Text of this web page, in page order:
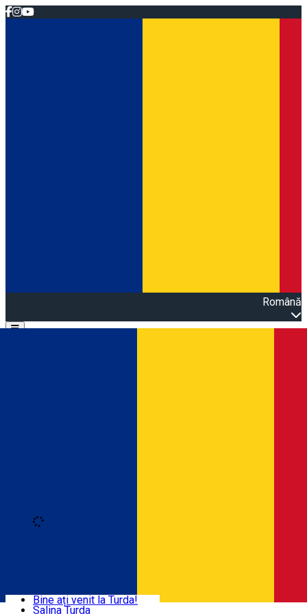
Română
Open main menu
Activități și experiențe
Bine ați venit la Turda!
Salina Turda